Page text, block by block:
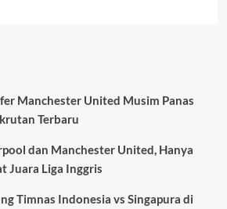
Manchester United Musim Panas
Terbaru
dan Manchester United, Hanya
Juara Liga Inggris
Timnas Indonesia vs Singapura di